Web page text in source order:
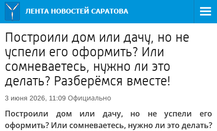
Построили дом или дачу, но не
успели его оформить? Или
сомневаетесь, нужно ли это
делать? Разберёмся вместе!
3 июня 2026, 11:09 Официально
Построили дом или дачу, но не успели его
оформить? Или сомневаетесь, нужно ли это делать?